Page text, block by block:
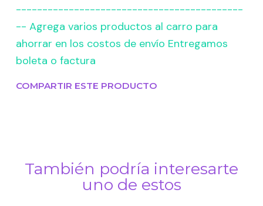
-------------------------------------------
-- Agrega varios productos al carro para
ahorrar en los costos de envío Entregamos
boleta o factura
COMPARTIR ESTE PRODUCTO
También podría interesarte
uno de estos